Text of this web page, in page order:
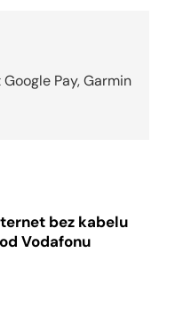
Pay, Garmin
bez kabelu
Vodafonu